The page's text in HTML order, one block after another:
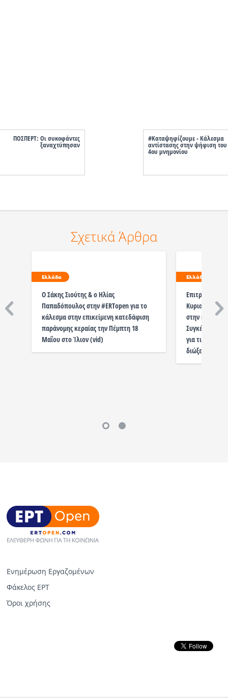
ΠΟΣΠΕΡΤ: Οι συκοφάντες
ξαναχτύπησαν
#Καταψηφίζουμε - Κάλεσμα
αντίστασης στην ψήφιση του
4ου μνημονίου
Σχετικά Άρθρα
Ελλάδα
O Σάκης Σιούτης & ο Ηλίας
Παπαδόπουλος στην #ERTopen για το
κάλεσμα στην επικείμενη κατεδάφιση
παράνομης κεραίας την Πέμπτη 18
Μαΐου στο Ίλιον (vid)
Ελλάδα
Επιτροπές
Κυριακή 04/
στην
για τις
διώξεις:
Ενημέρωση Εργαζομένων
Φάκελος ΕΡΤ
Όροι χρήσης